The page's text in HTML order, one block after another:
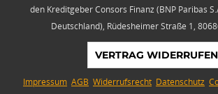
den Kreditgeber Consors Finanz (BNP Paribas
Deutschland), Rüdesheimer Straße 1,
VERTRAG WIDERRUFEN
Impressum AGB Widerrufsrecht Datenschutz